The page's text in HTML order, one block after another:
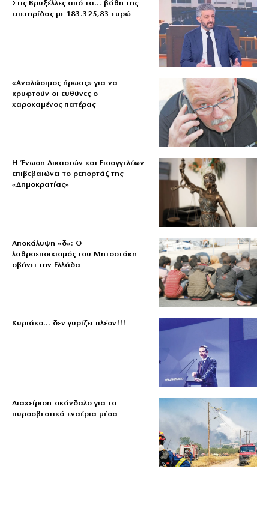
Στις Βρυξέλλες από τα… βάθη της
επετηρίδας με 183.325,83 ευρώ
«Aναλώσιμος ήρωας» για να
κρυφτούν οι ευθύνες ο
χαροκαμένος πατέρας
Η Ένωση Δικαστών και Εισαγγελέων
επιβεβαιώνει το ρεπορτάζ της
«Δημοκρατίας»
Αποκάλυψη «δ»: Ο
λαθροεποικισμός του Μητσοτάκη
σβήνει την Ελλάδα
Κυριάκο… δεν γυρίζει πλέον!!!
Διαχείριση-σκάνδαλο για τα
πυροσβεστικά εναέρια μέσα